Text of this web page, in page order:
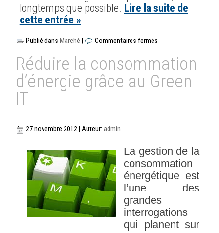
longtemps que possible. Lire la suite de
cette entrée »
Publié dans Marché Commentaires fermés
Réduire la consommation
d’énergie grâce au Green
IT
27 novembre 2012 | Auteur:admin
La gestion de la
consommation
énergétique est
l’une des
grandes
interrogations
qui planent sur